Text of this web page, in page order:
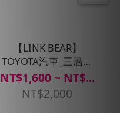
【LINK BEAR】
TOYOTA汽車_三層抑
菌除臭型濾網(送安裝
服務)
NT$1,600 ~ NT$...
NT$2,000